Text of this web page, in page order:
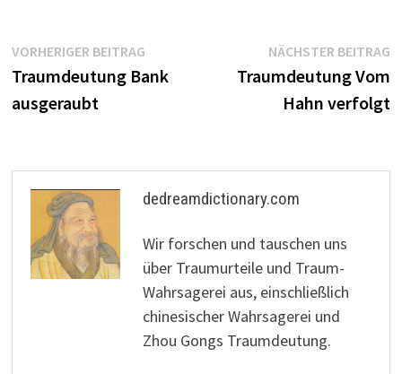
Beitragsnavigation
VORHERIGER BEITRAGVorheriger
Beitrag:
Traumdeutung Bank
ausgeraubt
NÄCHSTER BEITRAG
Traumdeutung Vom
Hahn verfolgt
dedreamdictionary.com
Wir forschen und tauschen uns
über Traumurteile und Traum-
Wahrsagerei aus, einschließlich
chinesischer Wahrsagerei und
Zhou Gongs Traumdeutung.